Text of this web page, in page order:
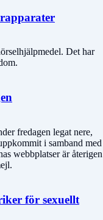
Det har
fredagen legat nere,
i samband med
webbplatser är återigen
för sexuellt